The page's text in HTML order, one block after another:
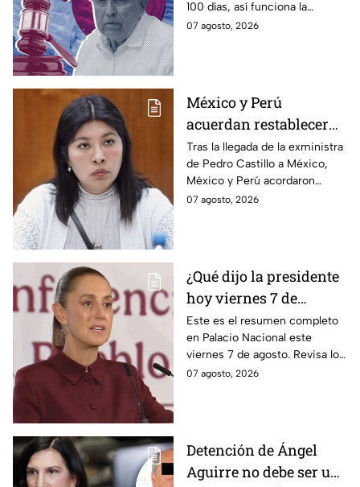
gobernador de Sinaloa
100 días, así funciona la
estrategia de Morena para
07 agosto, 2026
México y Perú
acuerdan restablecer
relaciones
diplomáticas tras
llegada de Betssy
Chávez al país
Tras la llegada de la exministra
de Pedro Castillo a México,
México y Perú acordaron
reanudar relaciones desde
07 agosto, 2026
¿Qué dijo la presidente
hoy viernes 7 de
agosto? Resumen EN
VIVO
Este es el resumen completo
en Palacio Nacional este
viernes 7 de agosto. Revisa los
datos presentados y las
07 agosto, 2026
Detención de Ángel
Aguirre no debe ser un